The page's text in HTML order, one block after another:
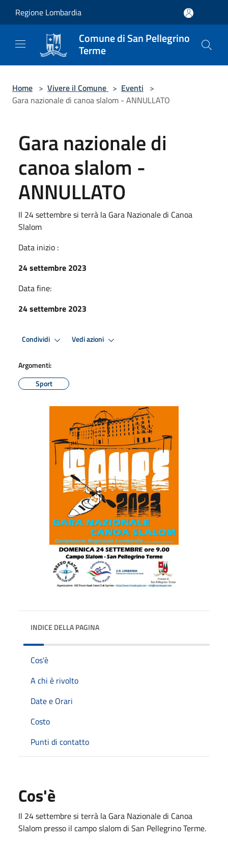
Regione Lombardia
Comune di San Pellegrino
Terme
Home > Vivere il Comune > Eventi >
Gara nazionale di canoa slalom - ANNULLATO
Gara nazionale di
canoa slalom -
ANNULLATO
Il 24 settembre si terrà la Gara Nazionale di Canoa
Slalom
Data inizio :
24 settembre 2023
Data fine:
24 settembre 2023
Condividi Vedi azioni
Argomenti:
Sport
INDICE DELLA PAGINA
Cos'è
A chi è rivolto
Date e Orari
Costo
Punti di contatto
Cos'è
Il 24 settembre si terrà la Gara Nazionale di Canoa
Slalom presso il campo slalom di San Pellegrino Terme.